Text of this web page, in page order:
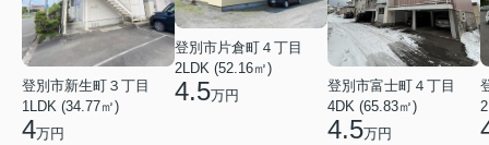
登別市新生町３丁目
1LDK (34.77㎡)
4万円
登別市片倉町４丁目
2LDK (52.16㎡)
4.5万円
登別市富士町４丁目
4DK (65.83㎡)
4.5万円